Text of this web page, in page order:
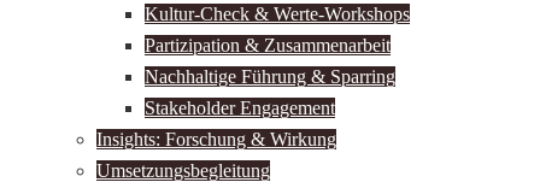
Kultur-Check & Werte-Workshops
Partizipation & Zusammenarbeit
Nachhaltige Führung & Sparring
Stakeholder Engagement
Insights: Forschung & Wirkung
Umsetzungsbegleitung